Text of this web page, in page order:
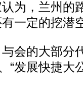
为，兰州的
一定的挖潜
的大部分
“发展快捷大